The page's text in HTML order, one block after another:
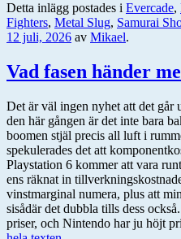
Detta inlägg postades i Evercade,
Fighters, Metal Slug, Samurai
12 juli, 2026 av Mikael.
Vad fasen händer
Det är väl ingen nyhet att det går
den här gången är det inte bara
boomen stjäl precis all luft i
spekulerades det att
Playstation 6 kommer att vara
ens räknat in
vinstmarginal numera, plus att
sisådär det dubbla tills dess
priser, och Nintendo har ju höjt